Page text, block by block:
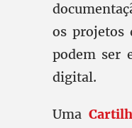
os projetos
podem ser
digital.
Uma